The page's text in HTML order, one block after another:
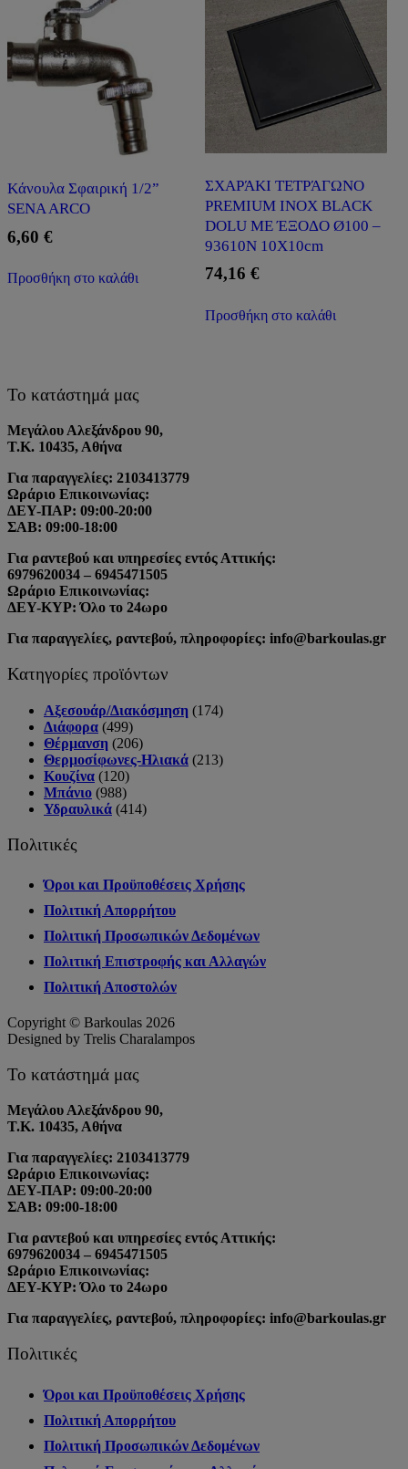
Kάνουλα Σφαιρική 1/2”
SENA ARCO
6,60 €
Προσθήκη στο καλάθι
ΣΧΑΡΆΚΙ ΤΕΤΡΆΓΩΝΟ
PREMIUM INOX BLACK
DOLU ΜΕ ΈΞΟΔΟ Ø100 –
93610Ν 10X10cm
74,16 €
Προσθήκη στο καλάθι
Το κατάστημά μας
Μεγάλου Αλεξάνδρου 90,
Τ.Κ. 10435, Αθήνα
Για παραγγελίες: 2103413779
Ωράριο Επικοινωνίας:
ΔΕΥ-ΠΑΡ: 09:00-20:00
ΣΑΒ: 09:00-18:00
Για ραντεβού και υπηρεσίες εντός Αττικής:
6979620034 – 6945471505
Ωράριο Επικοινωνίας:
ΔΕΥ-ΚΥΡ: Όλο το 24ωρο
Για παραγγελίες, ραντεβού, πληροφορίες: info@barkoulas.gr
Κατηγορίες προϊόντων
Αξεσουάρ/Διακόσμηση (174)
Διάφορα (499)
Θέρμανση (206)
Θερμοσίφωνες-Ηλιακά (213)
Κουζίνα (120)
Μπάνιο (988)
Υδραυλικά (414)
Πολιτικές
Όροι και Προϋποθέσεις Χρήσης
Πολιτική Απορρήτου
Πολιτική Προσωπικών Δεδομένων
Πολιτική Επιστροφής και Αλλαγών
Πολιτική Αποστολών
Copyright © Barkoulas 2026
Designed by Trelis Charalampos
Το κατάστημά μας
Μεγάλου Αλεξάνδρου 90,
Τ.Κ. 10435, Αθήνα
Για παραγγελίες: 2103413779
Ωράριο Επικοινωνίας:
ΔΕΥ-ΠΑΡ: 09:00-20:00
ΣΑΒ: 09:00-18:00
Για ραντεβού και υπηρεσίες εντός Αττικής:
6979620034 – 6945471505
Ωράριο Επικοινωνίας:
ΔΕΥ-ΚΥΡ: Όλο το 24ωρο
Για παραγγελίες, ραντεβού, πληροφορίες: info@barkoulas.gr
Πολιτικές
Όροι και Προϋποθέσεις Χρήσης
Πολιτική Απορρήτου
Πολιτική Προσωπικών Δεδομένων